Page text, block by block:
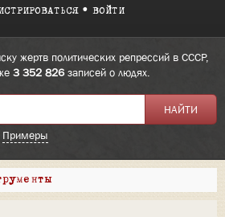
ВОЙТИ
жертв политических репрессий в СССР,
3 352 826записей о людях.
Примеры